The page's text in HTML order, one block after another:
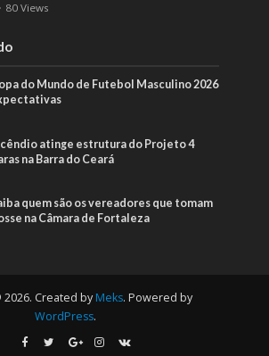
80 Views
do Mundo de Futebol Masculino 2026
atinge estrutura do Projeto 4
na Barra do Ceará
quem são os vereadores que tomam
na Câmara de Fortaleza
Created by Meks. Powered by
WordPress.